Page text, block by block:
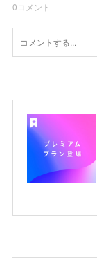
0コメント